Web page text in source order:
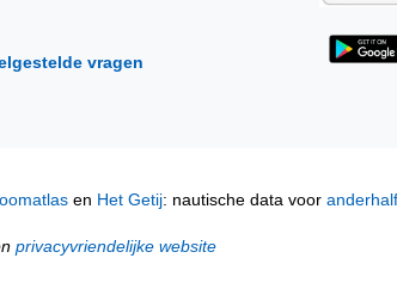
vragen
en Het Getij: nautische data voor
privacyvriendelijke website